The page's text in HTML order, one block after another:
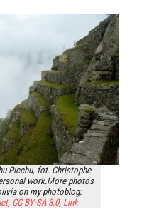
Picchu, fot. Christophe
work.More photos
on my photoblog:
, CC BY-SA 3.0, Link